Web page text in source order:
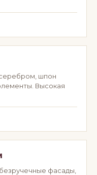
шпон
Высокая
фасады,